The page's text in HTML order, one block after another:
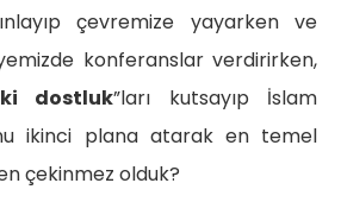
çevremize yayarken ve
konferanslar verdirirken,
dostluk”ları kutsayıp İslam
ikinci plana atarak en temel
çekinmez olduk?